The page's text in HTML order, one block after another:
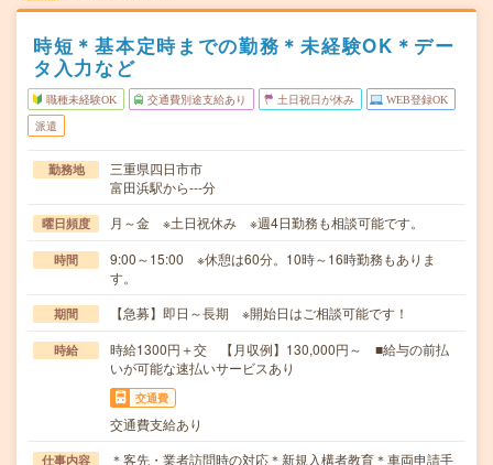
時短＊基本定時までの勤務＊未経験OK＊デー
タ入力など
職種未経験OK 交通費別途支給あり 土日祝日が休み WEB登録OK
派遣
勤務地
三重県四日市市
富田浜駅から---分
曜日頻度 月～金 ※土日祝休み ※週4日勤務も相談可能です。
時間
9:00～15:00 ※休憩は60分。10時～16時勤務もありま
す。
期間 【急募】即日～長期 ※開始日はご相談可能です！
時給
時給1300円＋交 【月収例】130,000円～ ■給与の前払
いが可能な速払いサービスあり
交通費
交通費支給あり
仕事内容
＊客先・業者訪問時の対応＊新規入構者教育＊車両申請手